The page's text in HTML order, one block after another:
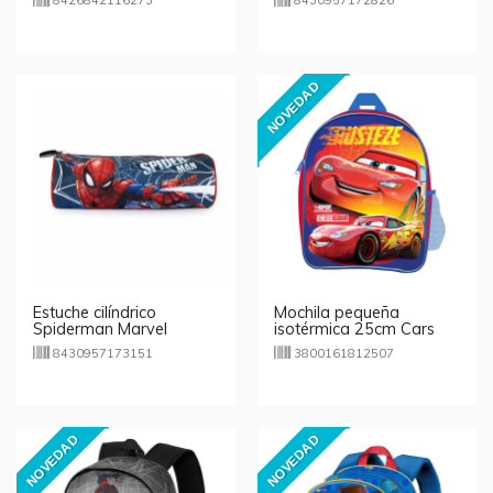
Estuche cilíndrico
Spiderman Marvel
21x7cm
8430957173151
NOVEDAD
Mochila pequeña
isotérmica 25cm Cars
3800161812507
NOVEDAD NOVEDAD